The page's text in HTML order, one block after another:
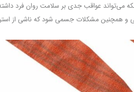
می‌تواند عواقب جدی بر سلامت روان فرد
و همچنین مشکلات جسمی شود که ناشی از